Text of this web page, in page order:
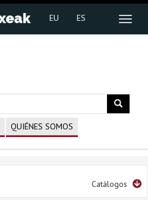
EU ES
QUIÉNES SOMOS
Catálogos